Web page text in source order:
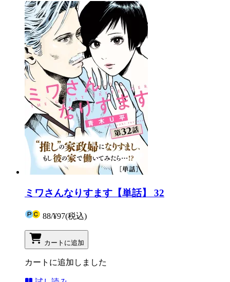
ミワさんなりすます【単話】 32
88/¥97(税込)
カートに追加
カートに追加しました